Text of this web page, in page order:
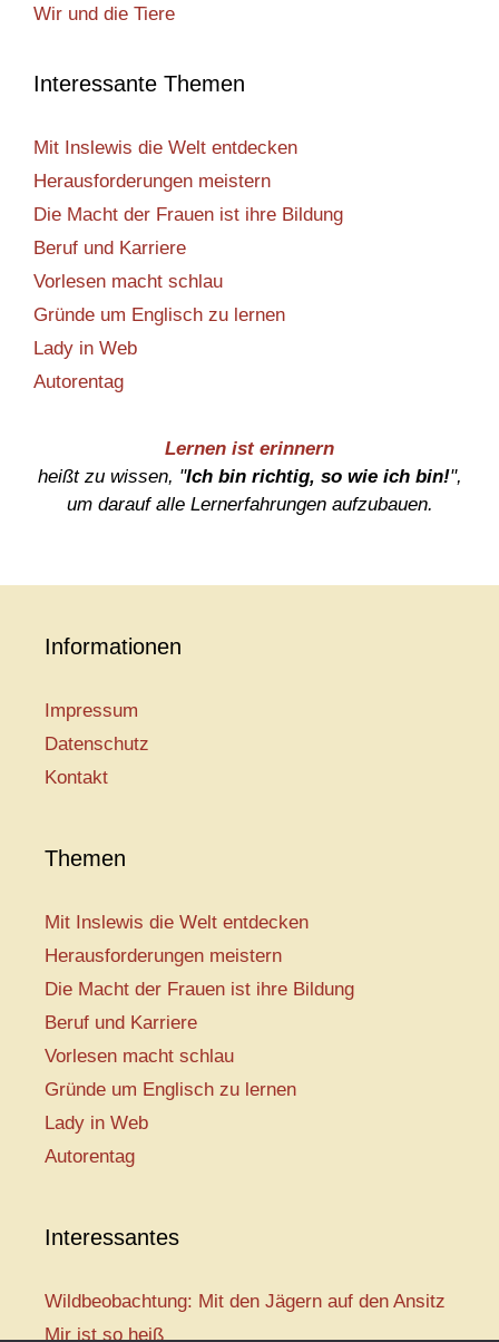
Wir und die Tiere
Interessante Themen
Mit Inslewis die Welt entdecken
Herausforderungen meistern
Die Macht der Frauen ist ihre Bildung
Beruf und Karriere
Vorlesen macht schlau
Gründe um Englisch zu lernen
Lady in Web
Autorentag
Lernen ist erinnern
heißt zu wissen, "Ich bin richtig, so wie ich bin!",
um darauf alle Lernerfahrungen aufzubauen.
Informationen
Impressum
Datenschutz
Kontakt
Themen
Mit Inslewis die Welt entdecken
Herausforderungen meistern
Die Macht der Frauen ist ihre Bildung
Beruf und Karriere
Vorlesen macht schlau
Gründe um Englisch zu lernen
Lady in Web
Autorentag
Interessantes
Wildbeobachtung: Mit den Jägern auf den Ansitz
Mir ist so heiß